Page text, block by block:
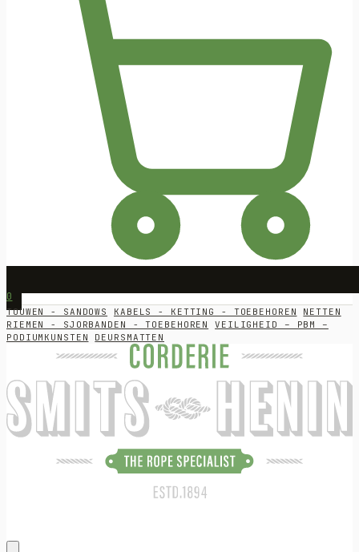
0
TOUWEN - SANDOWS KABELS - KETTING - TOEBEHOREN
NETTEN
RIEMEN - SJORBANDEN - TOEBEHOREN
VEILIGHEID – PBM –
PODIUMKUNSTEN
DEURSMATTEN